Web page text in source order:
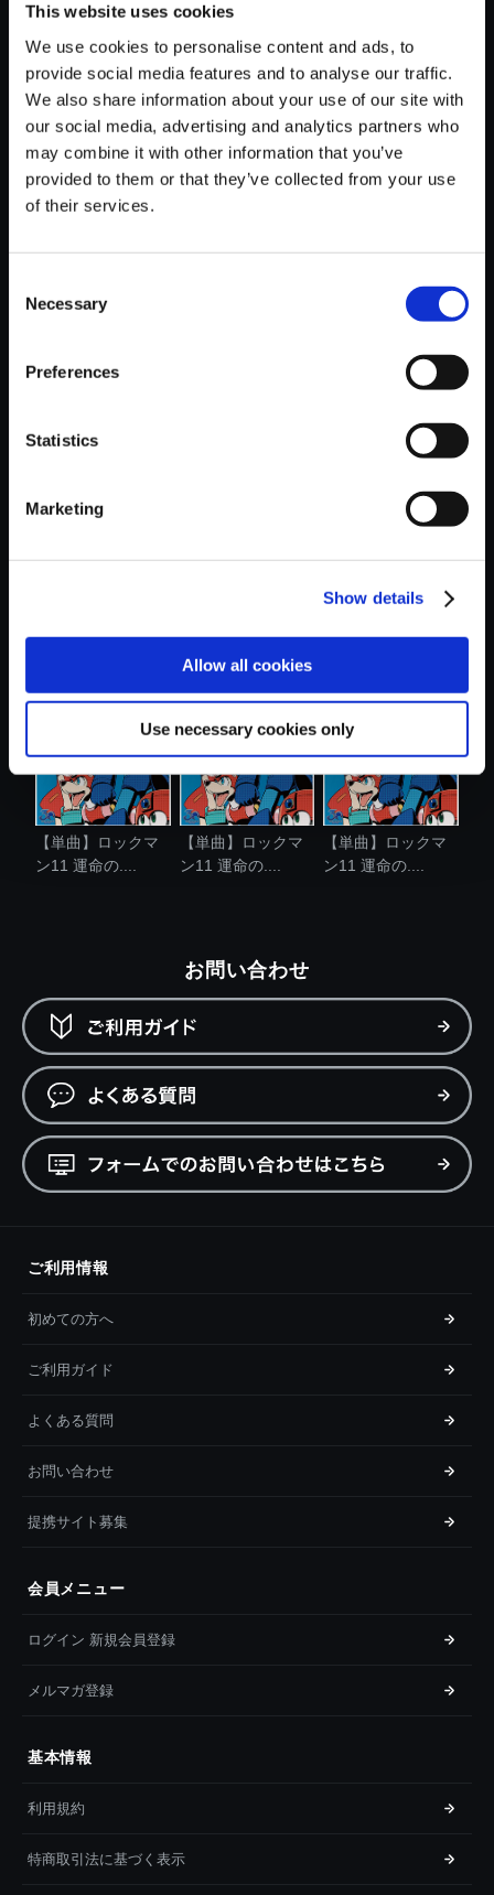
This website uses cookies
We use cookies to personalise content and ads, to
provide social media features and to analyse our traffic.
We also share information about your use of our site with
our social media, advertising and analytics partners who
may combine it with other information that you’ve
provided to them or that they’ve collected from your use
of their services.
Selection
Necessary
Preferences
Statistics
Marketing
Show details
Allow all cookies
Use necessary cookies only
【単曲】ロックマン11 運命の歯
車！！ オリジナルサウンドトラ
ック BLOCK MAN STAGE
おすすめ商品
【単曲】ロックマ
ン11 運命の....
【単曲】ロックマ
ン11 運命の....
【単曲】ロックマ
ン11 運命の....
お問い合わせ
ご利用情報
初めての方へ
ご利用ガイド
よくある質問
お問い合わせ
提携サイト募集
会員メニュー
ログイン 新規会員登録
メルマガ登録
基本情報
利用規約
特商取引法に基づく表示